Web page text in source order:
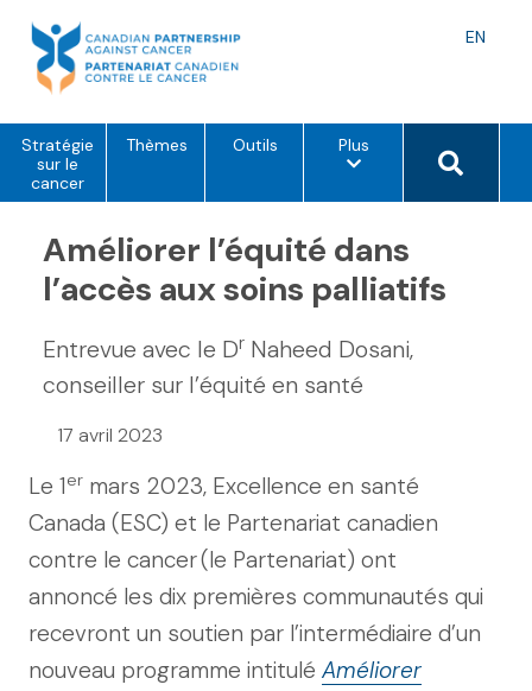
content
EN
Stratégie
sur le
cancer
Thèmes Outils Pluso
i
s
d
e
n
Search
Améliorer l’équité dans
l’accès aux soins palliatifs
Entrevue avec le Dr Naheed Dosani,
conseiller sur l’équité en santé
17 avril 2023
Le 1er mars 2023, Excellence en santé
Canada (ESC) et le Partenariat canadien
contre le cancer (le Partenariat) ont
annoncé les dix premières communautés qui
recevront un soutien par l’intermédiaire d’un
nouveau programme intitulé Améliorer